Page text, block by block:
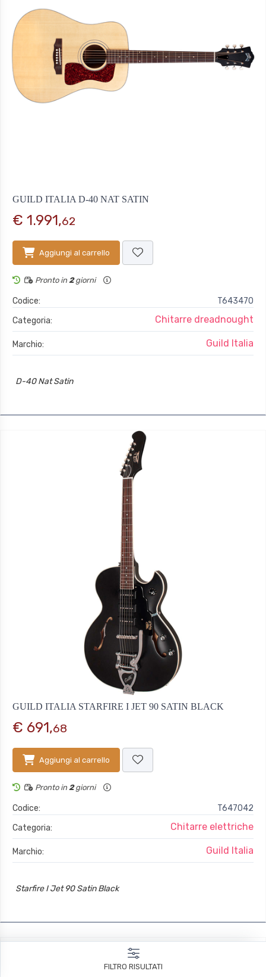
GUILD ITALIA D-40 NAT SATIN
€ 1.991,62
Aggiungi al carrello
Pronto in 2giorni
Codice:
T643470
Categoria:
Chitarre dreadnought
Marchio: Guild Italia
D-40 Nat Satin
GUILD ITALIA STARFIRE I JET 90 SATIN BLACK
€ 691,68
Aggiungi al carrello
Pronto in 2giorni
Codice:
T647042
Categoria:
Chitarre elettriche
Marchio: Guild Italia
Starfire I Jet 90 Satin Black
FILTRO RISULTATI